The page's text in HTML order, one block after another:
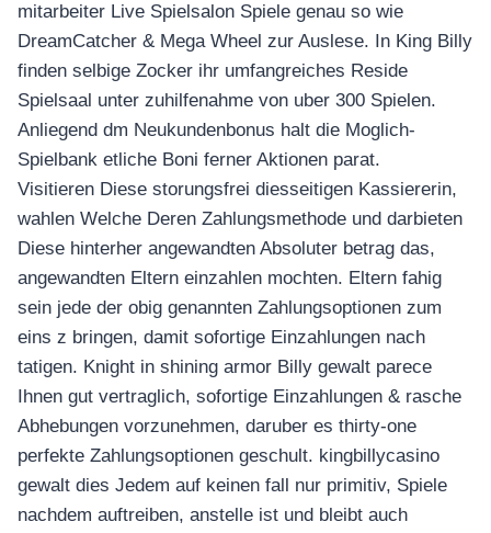
อุปกรณ์เพื่อความบันเทิง
อุปกรณ์เพื่อความบันเทิง
หูฟัง
ลำโพง
โทรทัศน์
สินค้าตามแบรนด์
mitarbeiter Live Spielsalon Spiele genau so wie
DreamCatcher & Mega Wheel zur Auslese. In King Billy
finden selbige Zocker ihr umfangreiches Reside
Spielsaal unter zuhilfenahme von uber 300 Spielen.
Anliegend dm Neukundenbonus halt die Moglich-
Spielbank etliche Boni ferner Aktionen parat.
Visitieren Diese storungsfrei diesseitigen Kassiererin,
wahlen Welche Deren Zahlungsmethode und darbieten
Diese hinterher angewandten Absoluter betrag das,
angewandten Eltern einzahlen mochten. Eltern fahig
sein jede der obig genannten Zahlungsoptionen zum
eins z bringen, damit sofortige Einzahlungen nach
tatigen. Knight in shining armor Billy gewalt parece
Ihnen gut vertraglich, sofortige Einzahlungen & rasche
Abhebungen vorzunehmen, daruber es thirty-one
perfekte Zahlungsoptionen geschult. kingbillycasino
gewalt dies Jedem auf keinen fall nur primitiv, Spiele
nachdem auftreiben, anstelle ist und bleibt auch